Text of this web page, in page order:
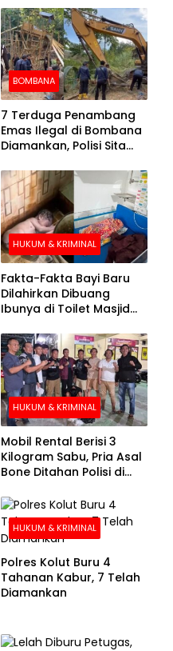
BOMBANA
7 Terduga Penambang
Emas Ilegal di Bombana
Diamankan, Polisi Sita
Crusher
HUKUM & KRIMINAL
Fakta-Fakta Bayi Baru
Dilahirkan Dibuang
Ibunya di Toilet Masjid
HUKUM & KRIMINAL
Mobil Rental Berisi 3
Kilogram Sabu, Pria Asal
Bone Ditahan Polisi di
HUKUM & KRIMINAL
Polres Kolut Buru 4
Tahanan Kabur, 7 Telah
Diamankan